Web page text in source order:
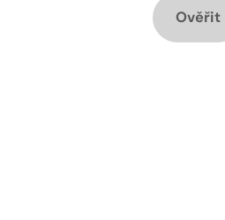
Ověřit